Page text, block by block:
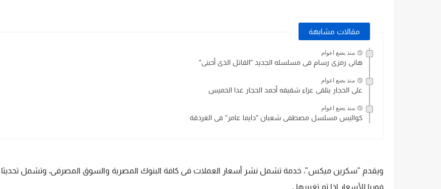
مقالات مشابهة
منذ بضع اعوام
هانى رمزى رسام فى مسلسله الجديد "القاتل الذى أحبنى"
منذ بضع اعوام
على الحجار يتلقى عزاء شقيقه أحمد الحجار غدا الخميس
منذ بضع اعوام
كواليس مسلسل مصطفى شعبان "دايما عامر" فى الغردقة
ويقدم "سكرين ميكس"، خدمة تشمل نشر أسعار العملات فى كافة البنوك المصرية والسوق المصرفى، وتشمل تحديثا
فوريا للأسعار اذا تم تغييرها .